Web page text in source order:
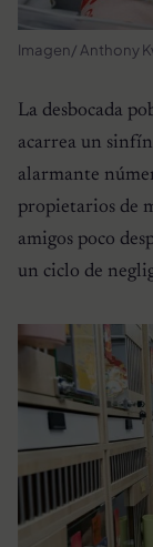
Imagen/ Anthony
La desbocada
acarrea un
alarmante
propietarios de
amigos poco
un ciclo de